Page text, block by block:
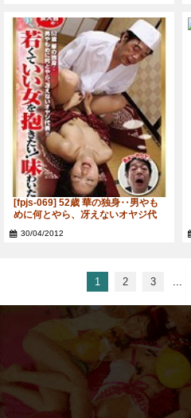
[fpjs-069] 52歳 華の独身‥男やも
めに何とやら、冴えないオヤジ代
い女を抱きたい！味わいたい！
30/04/2012
1 2 3 ...